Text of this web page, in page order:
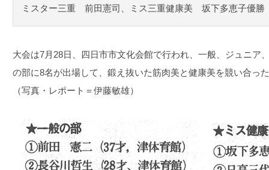
ミスター三重 前田憲司、ミス三重健康美 坂下多恵子優勝
大会は7月28日、四日市市文化会館で行われ、一般、ジュニア
の部に8名が出場して、鍛え抜いた筋肉美と健康美を競い合っ
（写真・レポート＝伊藤敏雄）